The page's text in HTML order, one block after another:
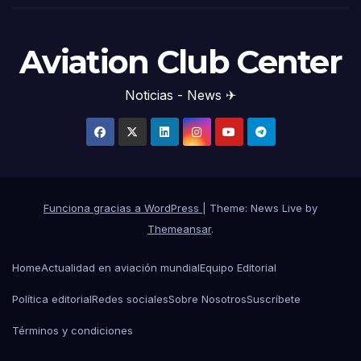
Aviation Club Center
Noticias - News ✈
Funciona gracias a WordPress
Theme: News Live by
Themeansar.
HomeActualidad en aviación mundialEquipo Editorial
Política editorialRedes socialesSobre NosotrosSuscríbete
Términos y condiciones